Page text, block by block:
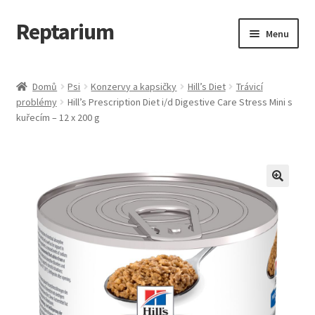
Přeskočit
na
Přejít
k
webu
Reptarium Menu
Košík
Obchod
Pokladna
Vše pro kočky
Domů Psi Konzervy a kapsičky Hill’s Diet
Trávicí
problémy
Hill’s Prescription Diet i/d Digestive Care Stress Mini s
kuřecím – 12 x 200 g